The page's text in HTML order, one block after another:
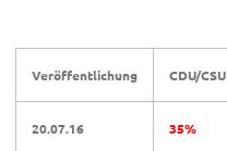
Veröffentlichung CDU/CSU
20.07.16 35%